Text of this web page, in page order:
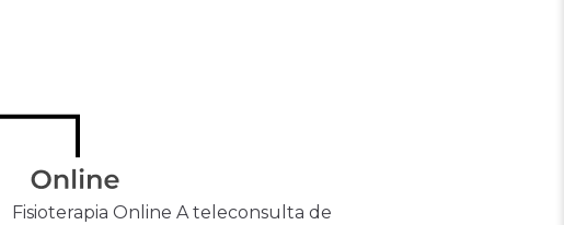
Fisioterapia Online A teleconsulta de